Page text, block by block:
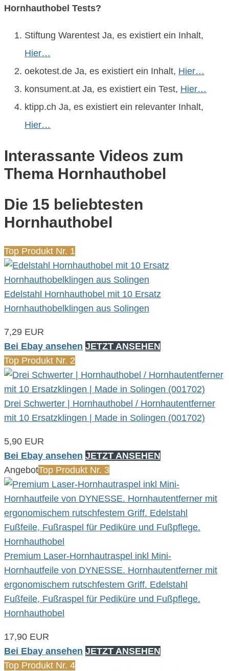
Hornhauthobel Tests?
Stiftung Warentest Ja, es existiert ein Inhalt,
Hier…
oekotest.de Ja, es existiert ein Inhalt, Hier…
konsument.at Ja, es existiert ein Test, Hier…
ktipp.ch Ja, es existiert ein relevanter Inhalt,
Hier…
Interassante Videos zum
Thema Hornhauthobel
Die 15 beliebtesten
Hornhauthobel
Top Produkt Nr. 1
Edelstahl Hornhauthobel mit 10 Ersatz
Hornhauthobelklingen aus Solingen
7,29 EUR
Bei Ebay ansehen JETZT ANSEHEN
Top Produkt Nr. 2
Drei Schwerter | Hornhauthobel / Hornhautentferner
mit 10 Ersatzklingen | Made in Solingen (001702)
5,90 EUR
Bei Ebay ansehen JETZT ANSEHEN
AngebotTop Produkt Nr. 3
Premium Laser-Hornhautraspel inkl Mini-
Hornhautfeile von DYNESSE. Hornhautentferner mit
ergonomischem rutschfestem Griff. Edelstahl
Fußfeile, Fußraspel für Pediküre und Fußpflege.
Hornhauthobel
17,90 EUR
Bei Ebay ansehen JETZT ANSEHEN
Top Produkt Nr. 4